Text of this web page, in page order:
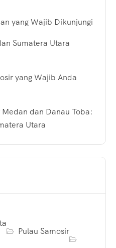
yang Wajib Dikunjungi
Sumatera Utara
yang Wajib Anda
dan Danau Toba:
Utara
Pulau Samosir